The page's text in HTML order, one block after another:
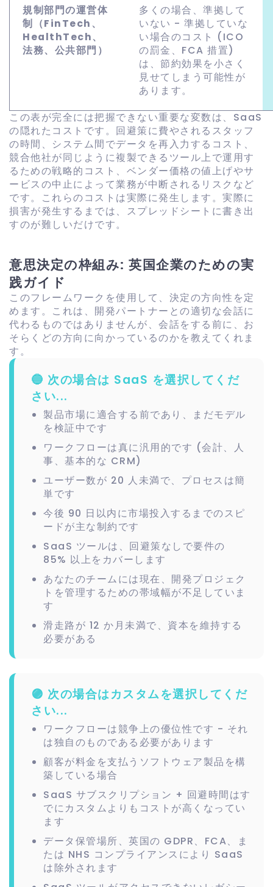
規制部門の運営体
制（FinTech、
HealthTech、
法務、公共部門）
多くの場合、準拠して
いない - 準拠していな
い場合のコスト (ICO
の罰金、FCA 措置)
は、節約効果を小さく
見せてしまう可能性が
あります。
この表が完全には把握できない重要な変数は、SaaS
の隠れたコストです。回避策に費やされるスタッフ
の時間、システム間でデータを再入力するコスト、
競合他社が同じように複製できるツール上で運用す
るための戦略的コスト、ベンダー価格の値上げやサ
ービスの中止によって業務が中断されるリスクなど
です。これらのコストは実際に発生します。実際に
損害が発生するまでは、スプレッドシートに書き出
すのが難しいだけです。
意思決定の枠組み: 英国企業のための実
践ガイド
このフレームワークを使用して、決定の方向性を定
めます。これは、開発パートナーとの適切な会話に
代わるものではありませんが、会話をする前に、お
そらくどの方向に向かっているのかを教えてくれま
す。
🔵 次の場合は SaaS を選択してくだ
さい...
製品市場に適合する前であり、まだモデル
を検証中です
ワークフローは真に汎用的です (会計、人
事、基本的な CRM)
ユーザー数が 20 人未満で、プロセスは簡
単です
今後 90 日以内に市場投入するまでのスピ
ードが主な制約です
SaaS ツールは、回避策なしで要件の
85% 以上をカバーします
あなたのチームには現在、開発プロジェク
トを管理するための帯域幅が不足していま
す
滑走路が 12 か月未満で、資本を維持する
必要がある
🟣 次の場合はカスタムを選択してくだ
さい...
ワークフローは競争上の優位性です - それ
は独自のものである必要があります
顧客が料金を支払うソフトウェア製品を構
築している場合
SaaS サブスクリプション + 回避時間はす
でにカスタムよりもコストが高くなってい
ます
データ保管場所、英国の GDPR、FCA、ま
たは NHS コンプライアンスにより SaaS
は除外されます